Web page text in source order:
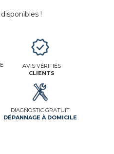
!
AVIS VÉRIFIÉS
CLIENTS
DIAGNOSTIC GRATUIT
DÉPANNAGE À DOMICILE